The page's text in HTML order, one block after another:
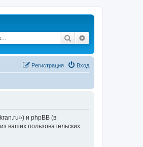
Поиск
Вход
Регистрация
и phpBB (в
ваших пользовательских